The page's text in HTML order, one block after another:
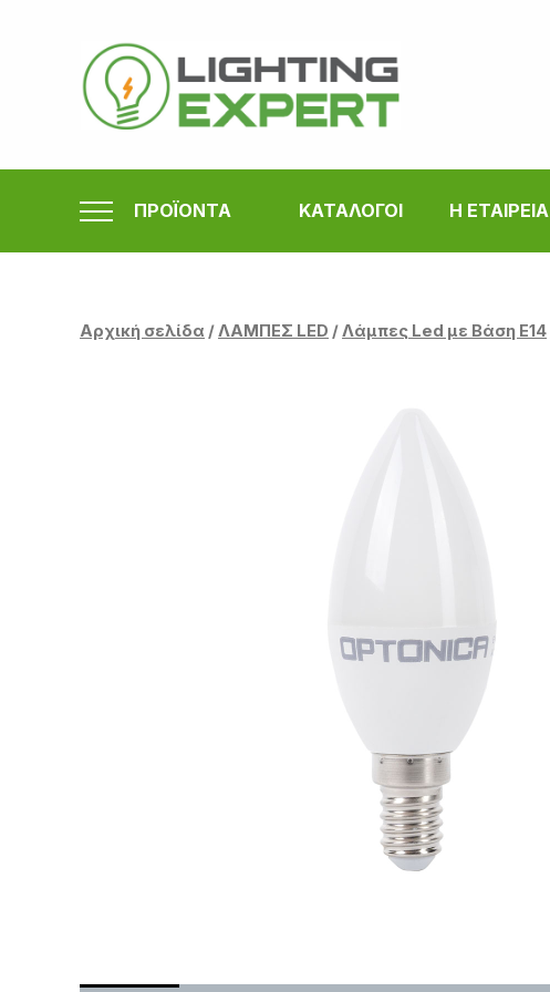
περιεχόμενο
ΠΡΟΪΟΝΤΑ ΚΑΤΑΛΟΓΟΙ Η ΕΤΑΙΡΕΙΑ
Αρχική σελίδα /ΛΑΜΠΕΣ LED /Λάμπες Led με Βάση Ε14